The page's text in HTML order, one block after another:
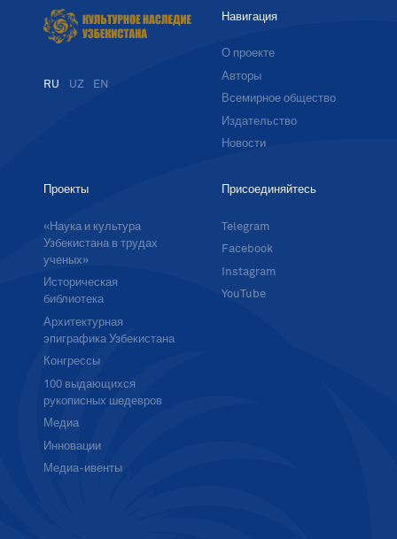
RU UZ EN
Навигация
О проекте
Авторы
Всемирное общество
Издательство
Новости
Проекты
«Наука и культура
Узбекистана в трудах
ученых»
Историческая
библиотека
Архитектурная
эпиграфика Узбекистана
Конгрессы
100 выдающихся
рукописных шедевров
Медиа
Инновации
Медиа-ивенты
Присоединяйтесь
Telegram
Facebook
Instagram
YouTube